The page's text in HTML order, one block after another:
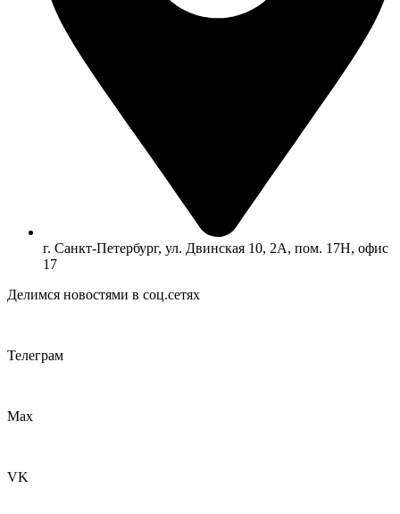
г. Санкт-Петербург, ул. Двинская 10, 2А, пом. 17Н, офис
17
Делимся новостями в соц.сетях
Телеграм
Max
VK